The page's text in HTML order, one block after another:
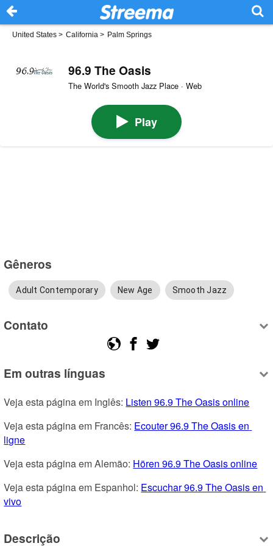
United States > California > Palm Springs
96.9 The Oasis
The World's Smooth Jazz Place · Web
Play
Gêneros
Adult Contemporary New Age Smooth Jazz
Contato
Em outras línguas
Veja esta página em Inglês: Listen 96.9 The Oasis online
Veja esta página em Francês: Ecouter 96.9 The Oasis en
ligne
Veja esta página em Alemão: Hören 96.9 The Oasis online
Veja esta página em Espanhol: Escuchar 96.9 The Oasis en
vivo
Descrição